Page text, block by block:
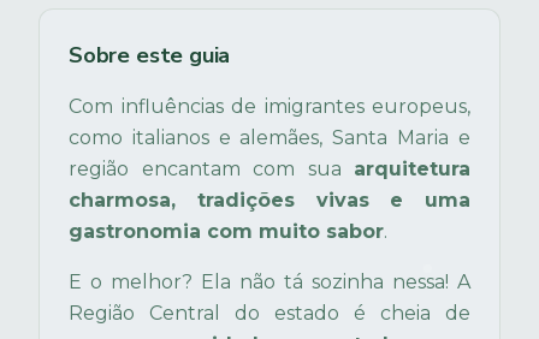
Sobre este guia
Com influências de imigrantes europeus,
como italianos e alemães, Santa Maria e
região encantam com sua arquitetura
charmosa, tradições vivas e uma
gastronomia com muito sabor.
E o melhor? Ela não tá sozinha nessa! A
Região Central do estado é cheia de